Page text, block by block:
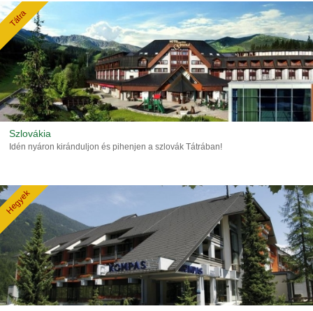
Tátra
Szlovákia
Idén nyáron kiránduljon és pihenjen a szlovák Tátrában!
Hegyek